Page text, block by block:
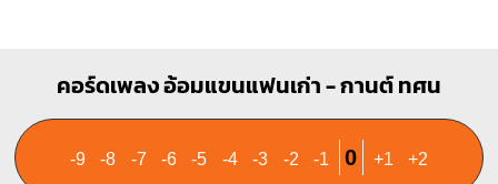
คอร์ดเพลง อ้อมแขนแฟนเก่า - กานต์ ทศน
-9 -8 -7 -6 -5 -4 -3 -2 -1 0 +1 +2